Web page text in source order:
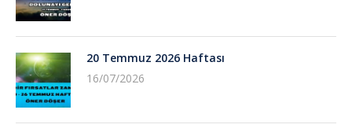
20 Temmuz 2026 Haftası
16/07/2026